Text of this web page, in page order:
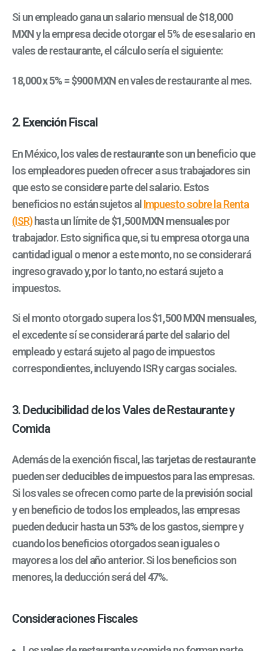
Si un empleado gana un salario mensual de$18,000
MXNy la empresa decide otorgar el 5% de ese salario en
vales de restaurante, el cálculo sería el siguiente:
18,000 x 5% = $900 MXNen vales de restaurante al mes.
2. Exención Fiscal
En México, losvales de restauranteson un beneficio que
los empleadores pueden ofrecer a sus trabajadores sin
que esto se considere parte del salario. Estos
beneficios no están sujetos al Impuesto sobre la Renta
(ISR)hasta un límite de$1,500 MXN mensualespor
trabajador. Esto significa que, si tu empresa otorga una
cantidad igual o menor a este monto, no se considerará
ingreso gravado y, por lo tanto, no estará sujeto a
impuestos.
Si el monto otorgado supera los$1,500 MXN mensuales,
el excedente sí se considerará parte del salario del
empleado y estará sujeto al pago de impuestos
correspondientes, incluyendo ISR y cargas sociales.
3. Deducibilidad de los Vales de Restaurante y
Comida
Además de la exención fiscal, lastarjetas de restaurante
pueden serdeducibles de impuestospara las empresas.
Si los vales se ofrecen como parte de laprevisión social
y en beneficio de todos los empleados, las empresas
pueden deducir hasta un53%de los gastos, siempre y
cuando los beneficios otorgados sean iguales o
mayores a los del año anterior. Si los beneficios son
menores, la deducción será del 47%.
Consideraciones Fiscales